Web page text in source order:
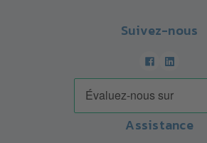
Suivez-nous
Assistance